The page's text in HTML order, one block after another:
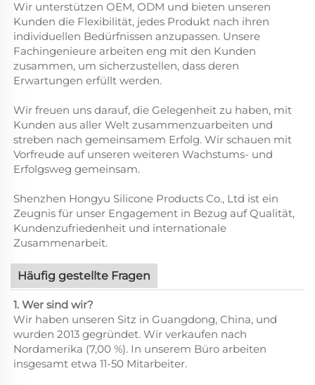
Wir unterstützen OEM, ODM und bieten unseren
Kunden die Flexibilität, jedes Produkt nach ihren
individuellen Bedürfnissen anzupassen. Unsere
Fachingenieure arbeiten eng mit den Kunden
zusammen, um sicherzustellen, dass deren
Erwartungen erfüllt werden.
Wir freuen uns darauf, die Gelegenheit zu haben, mit
Kunden aus aller Welt zusammenzuarbeiten und
streben nach gemeinsamem Erfolg. Wir schauen mit
Vorfreude auf unseren weiteren Wachstums- und
Erfolgsweg gemeinsam.
Shenzhen Hongyu Silicone Products Co., Ltd ist ein
Zeugnis für unser Engagement in Bezug auf Qualität,
Kundenzufriedenheit und internationale
Zusammenarbeit.
Häufig gestellte Fragen
1. Wer sind wir?
Wir haben unseren Sitz in Guangdong, China, und
wurden 2013 gegründet. Wir verkaufen nach
Nordamerika (7,00 %). In unserem Büro arbeiten
insgesamt etwa 11-50 Mitarbeiter.